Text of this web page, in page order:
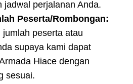
jadwal perjalanan Anda.
Peserta/Rombongan:
jumlah peserta atau
supaya kami dapat
Hiace dengan
sesuai.